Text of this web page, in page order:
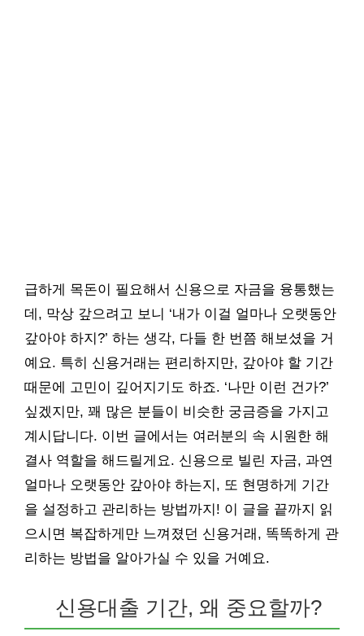
급하게 목돈이 필요해서 신용으로 자금을 융통했는
데, 막상 갚으려고 보니 ‘내가 이걸 얼마나 오랫동안
갚아야 하지?’ 하는 생각, 다들 한 번쯤 해보셨을 거
예요. 특히 신용거래는 편리하지만, 갚아야 할 기간
때문에 고민이 깊어지기도 하죠. ‘나만 이런 건가?’
싶겠지만, 꽤 많은 분들이 비슷한 궁금증을 가지고
계시답니다. 이번 글에서는 여러분의 속 시원한 해
결사 역할을 해드릴게요. 신용으로 빌린 자금, 과연
얼마나 오랫동안 갚아야 하는지, 또 현명하게 기간
을 설정하고 관리하는 방법까지! 이 글을 끝까지 읽
으시면 복잡하게만 느껴졌던 신용거래, 똑똑하게 관
리하는 방법을 알아가실 수 있을 거예요.
신용대출 기간, 왜 중요할까?